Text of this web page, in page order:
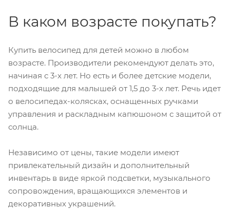
В каком возрасте покупать?
Купить велосипед для детей можно в любом
возрасте. Производители рекомендуют делать это,
начиная с 3-х лет. Но есть и более детские модели,
подходящие для малышей от 1,5 до 3-х лет. Речь идет
о велосипедах-колясках, оснащенных ручками
управления и раскладным капюшоном с защитой от
солнца.
Независимо от цены, такие модели имеют
привлекательный дизайн и дополнительный
инвентарь в виде яркой подсветки, музыкального
сопровождения, вращающихся элементов и
декоративных украшений.